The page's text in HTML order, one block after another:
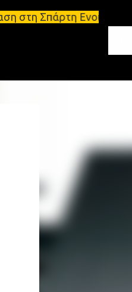
Ενοικιάσεις